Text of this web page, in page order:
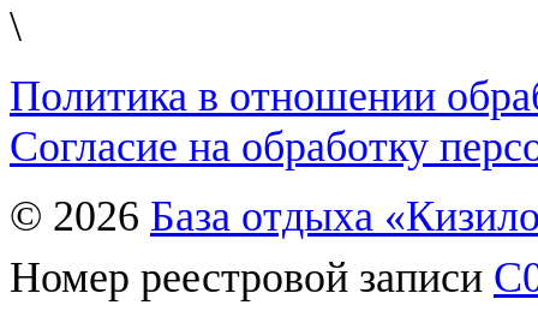
\
Политика в отношении
Согласие на обработку
© 2026 База отдыха
Номер реестровой записи